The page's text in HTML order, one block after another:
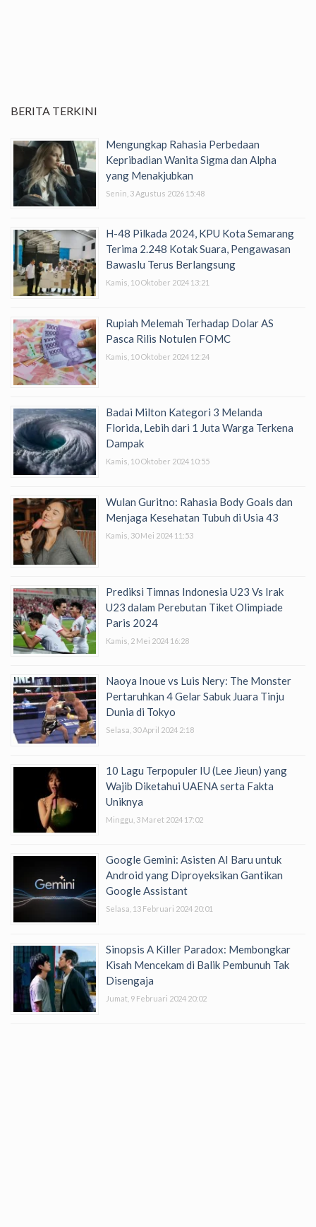
BERITA TERKINI
Mengungkap Rahasia Perbedaan
Kepribadian Wanita Sigma dan Alpha
yang Menakjubkan
Senin, 3 Agustus 2026 15:48
H-48 Pilkada 2024, KPU Kota Semarang
Terima 2.248 Kotak Suara, Pengawasan
Bawaslu Terus Berlangsung
Kamis, 10 Oktober 2024 13:21
Rupiah Melemah Terhadap Dolar AS
Pasca Rilis Notulen FOMC
Kamis, 10 Oktober 2024 12:24
Badai Milton Kategori 3 Melanda
Florida, Lebih dari 1 Juta Warga Terkena
Dampak
Kamis, 10 Oktober 2024 10:55
Wulan Guritno: Rahasia Body Goals dan
Menjaga Kesehatan Tubuh di Usia 43
Kamis, 30 Mei 2024 11:53
Prediksi Timnas Indonesia U23 Vs Irak
U23 dalam Perebutan Tiket Olimpiade
Paris 2024
Kamis, 2 Mei 2024 16:28
Naoya Inoue vs Luis Nery: The Monster
Pertaruhkan 4 Gelar Sabuk Juara Tinju
Dunia di Tokyo
Selasa, 30 April 2024 2:18
10 Lagu Terpopuler IU (Lee Jieun) yang
Wajib Diketahui UAENA serta Fakta
Uniknya
Minggu, 3 Maret 2024 17:02
Google Gemini: Asisten AI Baru untuk
Android yang Diproyeksikan Gantikan
Google Assistant
Selasa, 13 Februari 2024 20:01
Sinopsis A Killer Paradox: Membongkar
Kisah Mencekam di Balik Pembunuh Tak
Disengaja
Jumat, 9 Februari 2024 20:02